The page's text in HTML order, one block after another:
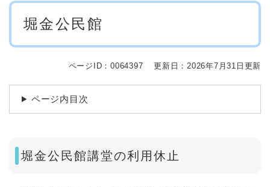
本
堀金公民館
ページID：0064397 更新日：2026年7月31日更新
ページ内目次
堀金公民館講堂の利用休止